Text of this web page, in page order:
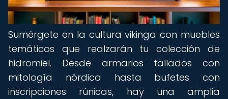
Sumérgete en la cultura vikinga con muebles
temáticos que realzarán tu colección de
hidromiel. Desde armarios tallados con
mitología nórdica hasta bufetes con
inscripciones rúnicas, hay una amplia